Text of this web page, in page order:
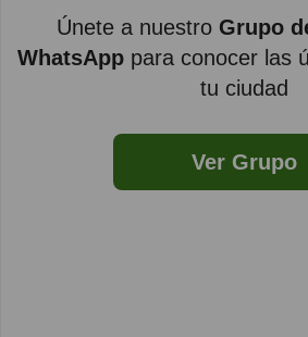
Únete a nuestro Grupo
WhatsApppara conocer las
tu ciudad
Ver Grupo